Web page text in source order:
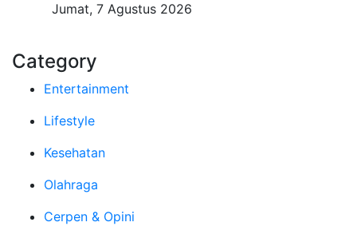
Jumat, 7 Agustus 2026
Category
Entertainment
Lifestyle
Kesehatan
Olahraga
Cerpen & Opini